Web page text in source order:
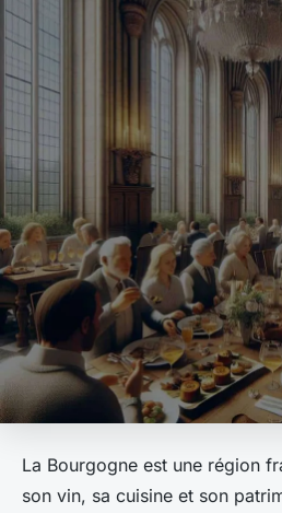
La Bourgogne est une région
son vin, sa cuisine et son